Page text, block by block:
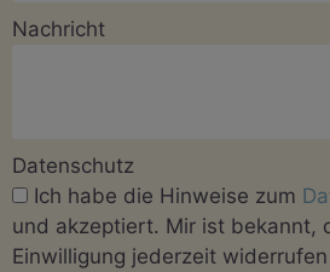
Nachricht
Datenschutz
Ich habe die Hinweise zum
und akzeptiert. Mir ist bekannt,
Einwilligung jederzeit